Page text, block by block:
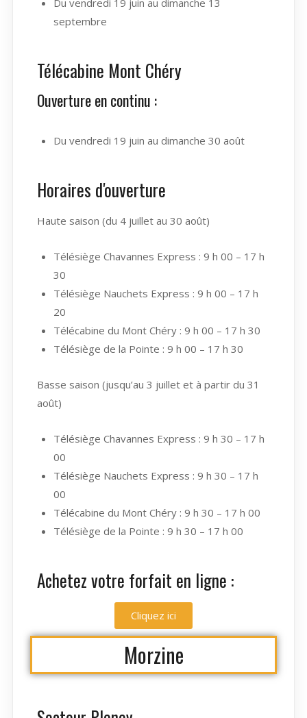
septembre
Télécabine Mont Chéry
Ouverture en continu :
Du vendredi 19 juin au dimanche 30 août
Horaires d'ouverture
Haute saison (du 4 juillet au 30 août)
Télésiège Chavannes Express : 9 h 00 – 17 h
30
Télésiège Nauchets Express : 9 h 00 – 17 h
20
Télécabine du Mont Chéry : 9 h 00 – 17 h 30
Télésiège de la Pointe : 9 h 00 – 17 h 30
Basse saison (jusqu’au 3 juillet et à partir du 31
août)
Télésiège Chavannes Express : 9 h 30 – 17 h
00
Télésiège Nauchets Express : 9 h 30 – 17 h
00
Télécabine du Mont Chéry : 9 h 30 – 17 h 00
Télésiège de la Pointe : 9 h 30 – 17 h 00
Achetez votre forfait en ligne :
Cliquez ici
Morzine